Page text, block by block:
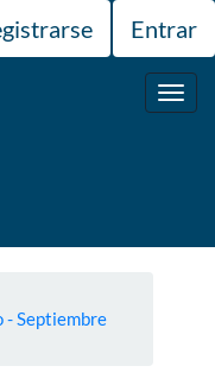
Entrar
- Septiembre